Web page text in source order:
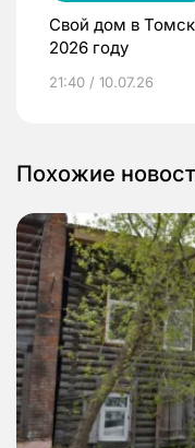
Свой дом в
2026 году
21:40 / 10.07.26
Похожие